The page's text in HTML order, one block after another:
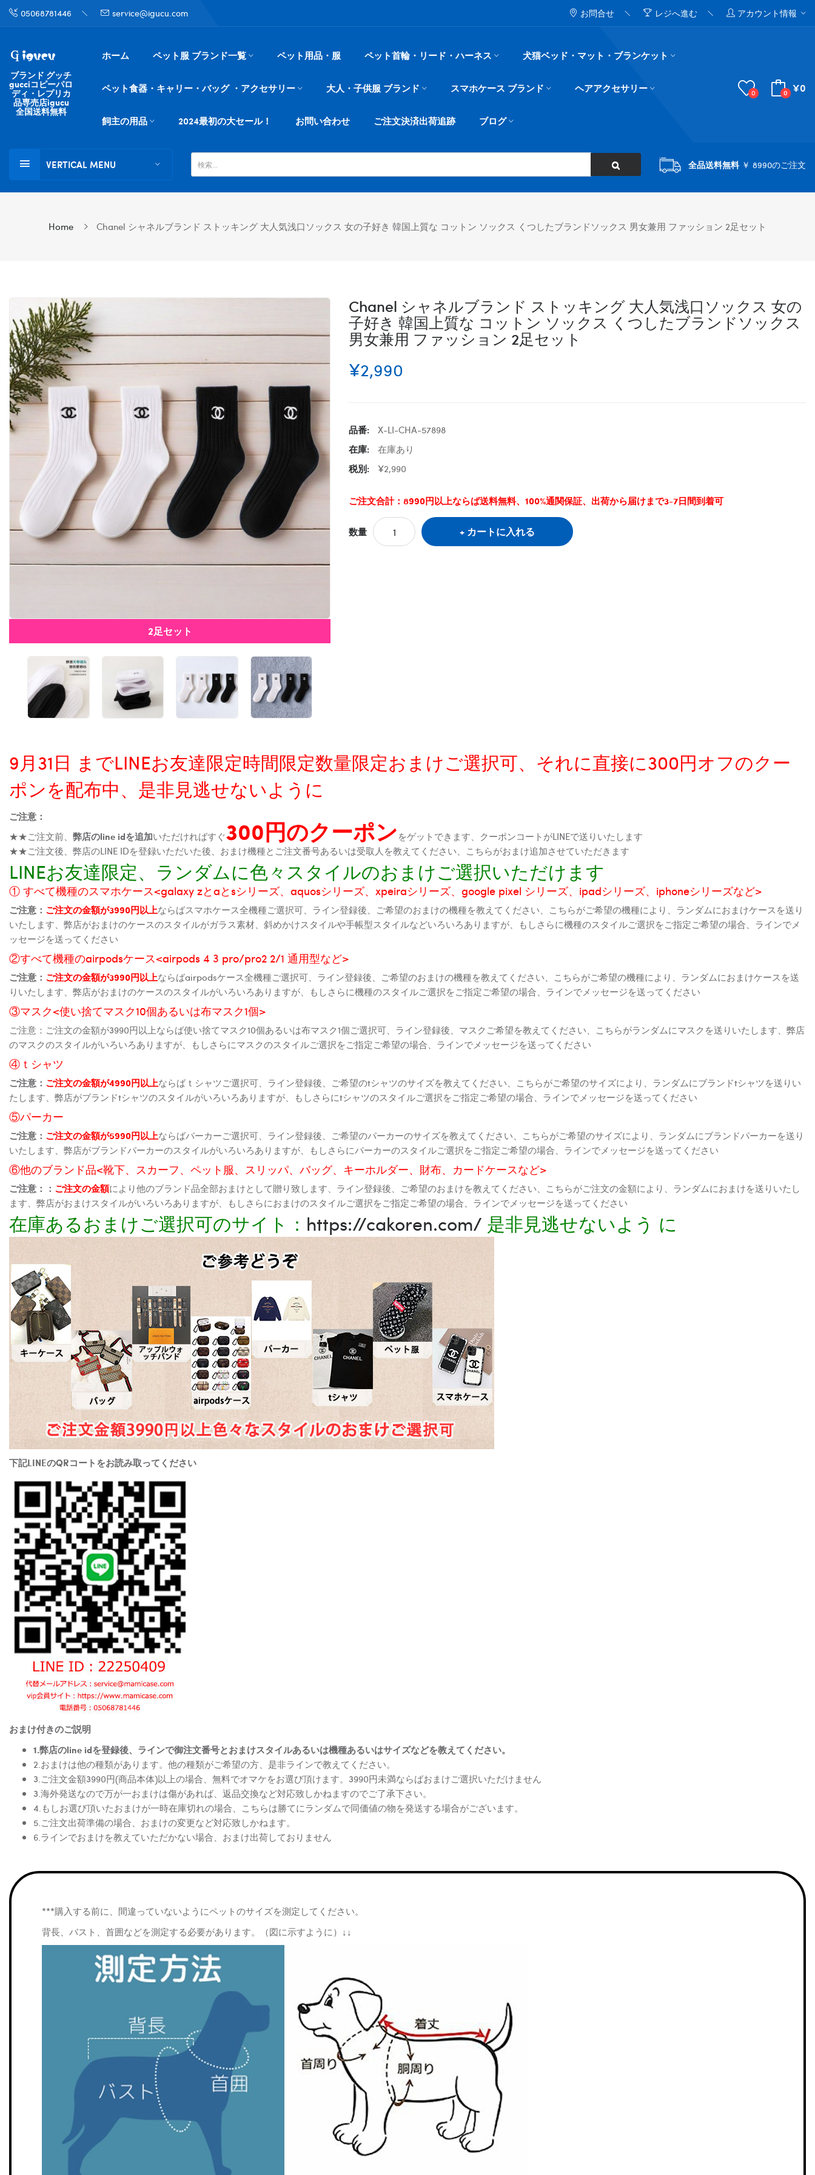
05068781446 service@igucu.com お問合せ レジへ進む アカウント情報
ブランド グッチ
gucciコピーパロ
ディ・レプリカ
品専売店igucu
全国送料無料
ホーム ペット服 ブランド一覧 ペット用品・服 ペット首輪・リード・ハーネス 犬猫ベッド・マット・ブランケット
ペット食器・キャリー・バッグ ・アクセサリー 大人・子供服 ブランド スマホケース ブランド ヘアアクセサリー
飼主の用品 2024最初の大セール！ お問い合わせ ご注文決済出荷追跡 ブログ
0 0 ¥0
VERTICAL MENU 全品送料無料￥ 8990のご注文
Home Chanel シャネルブランド ストッキング 大人気浅口ソックス 女の子好き 韓国上質な コットン ソックス くつしたブランドソックス 男女兼用 ファッション 2足セット
2足セット
Chanel シャネルブランド ストッキング 大人気浅口ソックス 女の
子好き 韓国上質な コットン ソックス くつしたブランドソックス
男女兼用 ファッション 2足セット
¥2,990
品番:
X-LI-CHA-57898
在庫:
在庫あり
税別:
¥2,990
ご注文合計：8990円以上ならば送料無料、100%通関保証、出荷から届けまで3-7日間到着可
数量 カートに入れる
9月31日 までLINEお友達限定時間限定数量限定おまけご選択可、それに直接に300円オフのクー
ポンを配布中、是非見逃せないように
ご注意：
★★ご注文前、 弊店のline idを追加いただければすぐ300円のクーポンをゲットできます、クーポンコートがLINEで送りいたします
★★ご注文後、弊店のLINE IDを登録いただいた後、おまけ機種とご注文番号あるいは受取人を教えてください、こちらがおまけ追加させていただきます
LINEお友達限定、ランダムに色々スタイルのおまけご選択いただけます
① すべて機種のスマホケース<galaxy zとaとsシリーズ、aquosシリーズ、xpeiraシリーズ、google pixel シリーズ、ipadシリーズ、iphoneシリーズなど>
ご注意： ご注文の金額が3990円以上ならばスマホケース全機種ご選択可、ライン登録後、ご希望のおまけの機種を教えてください、こちらがご希望の機種により、ランダムにおまけケースを送り
いたします、弊店がおまけのケースのスタイルがガラス素材、斜めかけスタイルや手帳型スタイルなどいろいろありますが、もしさらに機種のスタイルご選択をご指定ご希望の場合、ラインでメ
ッセージを送ってください
②すべて機種のairpodsケース<airpods 4 3 pro/pro2 2/1 通用型など>
ご注意： ご注文の金額が3990円以上ならばairpodsケース全機種ご選択可、ライン登録後、ご希望のおまけの機種を教えてください、こちらがご希望の機種により、ランダムにおまけケースを送
りいたします、弊店がおまけのケースのスタイルがいろいろありますが、もしさらに機種のスタイルご選択をご指定ご希望の場合、ラインでメッセージを送ってください
③マスク<使い捨てマスク10個あるいは布マスク1個>
ご注意：ご注文の金額が3990円以上ならば使い捨てマスク10個あるいは布マスク1個ご選択可、ライン登録後、マスクご希望を教えてください、こちらがランダムにマスクを送りいたします、弊店
のマスクのスタイルがいろいろありますが、もしさらにマスクのスタイルご選択をご指定ご希望の場合、ラインでメッセージを送ってください
④ｔシャツ
ご注意： ご注文の金額が4990円以上ならばｔシャツご選択可、ライン登録後、ご希望のtシャツのサイズを教えてください、こちらがご希望のサイズにより、ランダムにブランドtシャツを送りい
たします、弊店がブランドtシャツのスタイルがいろいろありますが、もしさらにtシャツのスタイルご選択をご指定ご希望の場合、ラインでメッセージを送ってください
⑤パーカー
ご注意： ご注文の金額が5990円以上ならばパーカーご選択可、ライン登録後、ご希望のパーカーのサイズを教えてください、こちらがご希望のサイズにより、ランダムにブランドパーカーを送り
いたします、弊店がブランドパーカーのスタイルがいろいろありますが、もしさらにパーカーのスタイルご選択をご指定ご希望の場合、ラインでメッセージを送ってください
⑥他のブランド品<靴下、スカーフ、ペット服、スリッパ、バッグ、キーホルダー、財布、カードケースなど>
ご注意：： ご注文の金額により他のブランド品全部おまけとして贈り致します、ライン登録後、ご希望のおまけを教えてください、こちらがご注文の金額により、ランダムにおまけを送りいたし
ます、弊店がおまけスタイルがいろいろありますが、もしさらにおまけのスタイルご選択をご指定ご希望の場合、ラインでメッセージを送ってください
在庫あるおまけご選択可のサイト： https://cakoren.com/ 是非見逃せないよう に
下記LINEのQRコートをお読み取ってください
おまけ付きのご説明
1.弊店のline idを登録後、ラインで御注文番号とおまけスタイルあるいは機種あるいはサイズなどを教えてください。
2.おまけは他の種類があります。他の種類がご希望の方、是非ラインで教えてください。
3.ご注文金額3990円(商品本体)以上の場合、無料でオマケをお選び頂けます。3990円未満ならばおまけご選択いただけません
3.海外発送なので万が一おまけは傷があれば、返品交換など対応致しかねますのでご了承下さい。
4.もしお選び頂いたおまけが一時在庫切れの場合、こちらは勝てにランダムで同価値の物を発送する場合がございます。
5.ご注文出荷準備の場合、おまけの変更など対応致しかねます。
6.ラインでおまけを教えていただかない場合、おまけ出荷しておりません
***購入する前に、間違っていないようにペットのサイズを測定してください。
背長、バスト、首囲などを測定する必要があります。（図に示すように）↓↓